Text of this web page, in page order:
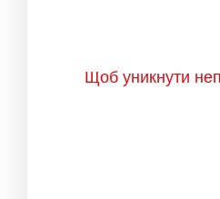
Щоб уникнути